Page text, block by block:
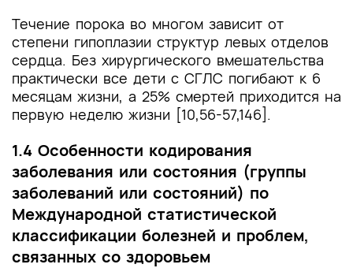
Течение порока во многом зависит от
степени гипоплазии структур левых отделов
сердца. Без хирургического вмешательства
практически все дети с СГЛС погибают к 6
месяцам жизни, а 25% смертей приходится на
первую неделю жизни [10,56-57,146].
1.4 Особенности кодирования
заболевания или состояния (группы
заболеваний или состояний) по
Международной статистической
классификации болезней и проблем,
связанных со здоровьем